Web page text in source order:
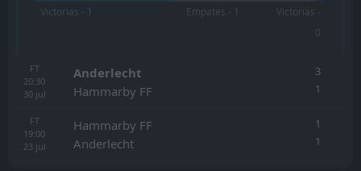
Victorias - 1 Empates - 1
Victorias -
0
FT
20:30
30 jul
Anderlecht
Hammarby FF
3
1
FT
19:00
23 jul
Hammarby FF
Anderlecht
1
1